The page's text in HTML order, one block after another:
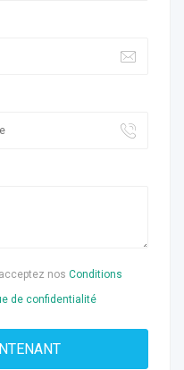
nos Conditions
de confidentialité